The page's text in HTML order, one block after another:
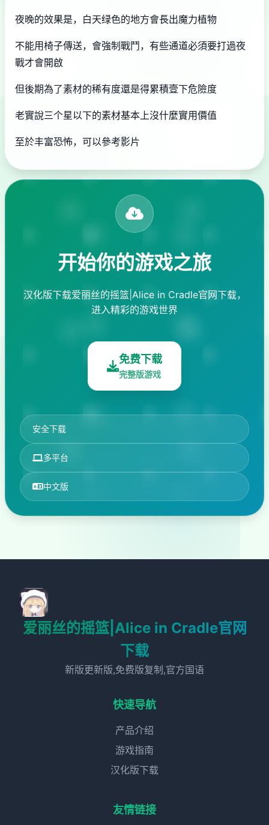
夜晚的效果是，白天绿色的地方會長出魔力植物
不能用椅子傳送，會強制戰鬥，有些通道必須要打過夜
戰才會開啟
但後期為了素材的稀有度還是得累積壹下危險度
老實說三个星以下的素材基本上沒什麼實用價值
至於丰富恐怖，可以參考影片
开始你的游戏之旅
汉化版下载爱丽丝的摇篮|Alice in Cradle官网下载，
进入精彩的游戏世界
免费下载
完整版游戏
安全下载
多平台
中文版
爱丽丝的摇篮|Alice in Cradle官网
下载
新版更新版,免费版复制,官方国语
快速导航
产品介绍
游戏指南
汉化版下载
友情链接